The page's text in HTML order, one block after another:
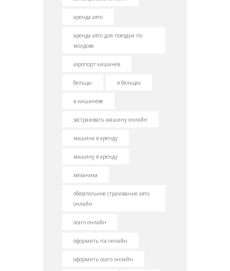
аренда авто
аренда авто для поездки по
молдове
аэропорт кишинёв
бельцы в бельцах
в кишинёве
застраховать машину онлайн
машина в аренду
машину в аренду
механика
обязательное страхование авто
онлайн
осаго онлайн
оформить rca онлайн
оформить осаго онлайн